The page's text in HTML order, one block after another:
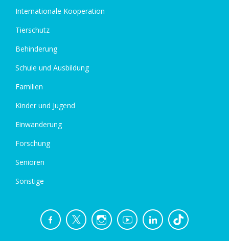
Internationale Kooperation
Tierschutz
Behinderung
Schule und Ausbildung
Familien
Kinder und Jugend
Einwanderung
Forschung
Senioren
Sonstige